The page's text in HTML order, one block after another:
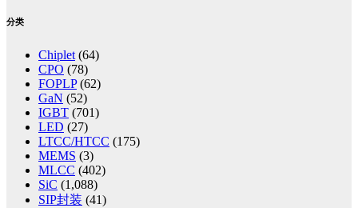
分类
Chiplet (64)
CPO (78)
FOPLP(62)
GaN (52)
IGBT (701)
LED (27)
LTCC/HTCC (175)
MEMS (3)
MLCC (402)
SiC (1,088)
SIP封装 (41)